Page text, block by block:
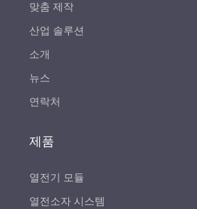
맞춤 제작
산업 솔루션
소개
뉴스
연락처
제품
열전기 모듈
열전소자 시스템